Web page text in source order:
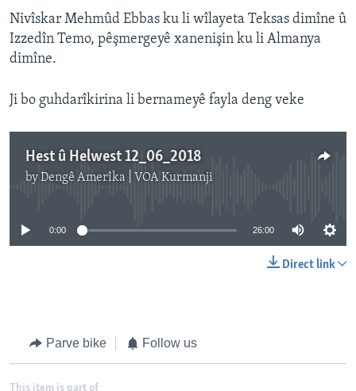
Nivîskar Mehmûd Ebbas ku li wîlayeta Teksas dimîne û
Izzedîn Temo, pêşmergeyê xanenişin ku li Almanya
dimîne.
Ji bo guhdarîkirina li bernameyê fayla deng veke
Hest û Helwest 12_06_2018
byDengê Amerîka | VOA Kurmanji
No media source currently available
0:00 26:00
Direct link
Parve bike Follow us
This item is part of